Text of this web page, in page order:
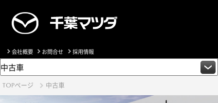
会社概要 お問合せ 採用情報
TOPページ 中古車